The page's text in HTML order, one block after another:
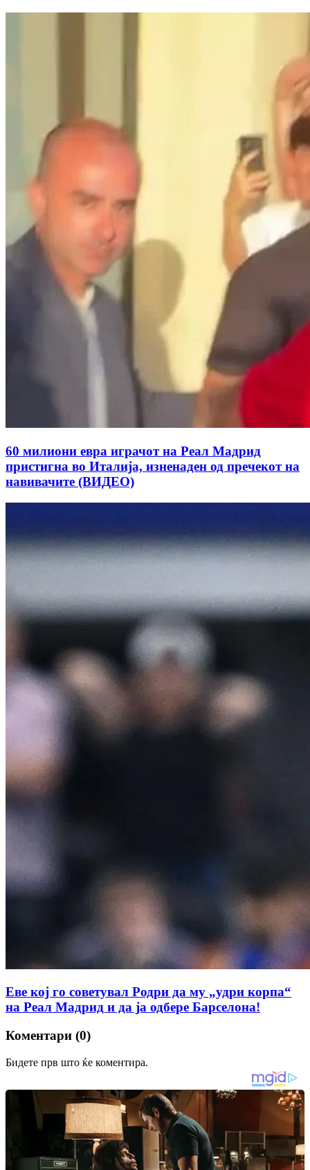
60 милиони евра играчот на Реал Мадрид
пристигна во Италија, изненаден од пречекот на
навивачите (ВИДЕО)
Еве кој го советувал Родри да му „удри корпа“
на Реал Мадрид и да ја одбере Барселона!
Коментари (0)
Бидете прв што ќе коментира.